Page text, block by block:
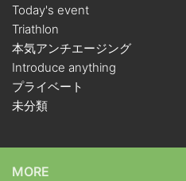
Today's event
Triathlon
本気アンチエージング
Introduce anything
プライベート
未分類
MORE